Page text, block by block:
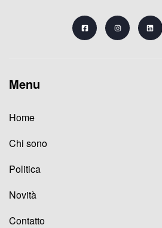
Menu
Home
Chi sono
Politica
Novità
Contatto